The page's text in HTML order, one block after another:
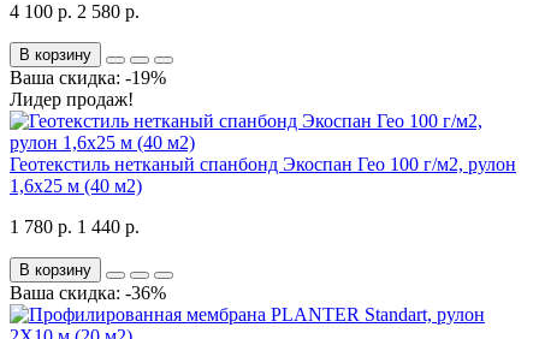
4 100 р. 2 580 р.
В корзину
Ваша скидка: -19%
Лидер продаж!
Геотекстиль нетканый спанбонд Экоспан Гео 100 г/м2, рулон
1,6х25 м (40 м2)
1 780 р. 1 440 р.
В корзину
Ваша скидка: -36%